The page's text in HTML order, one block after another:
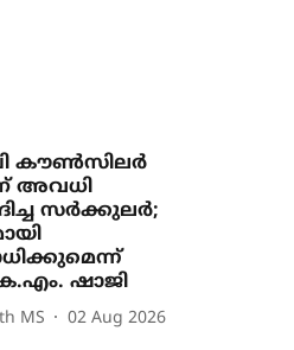
കൗൺസിലർ
അവധി
സർക്കുലർ;
ഷാജി
MS 02 Aug 2026